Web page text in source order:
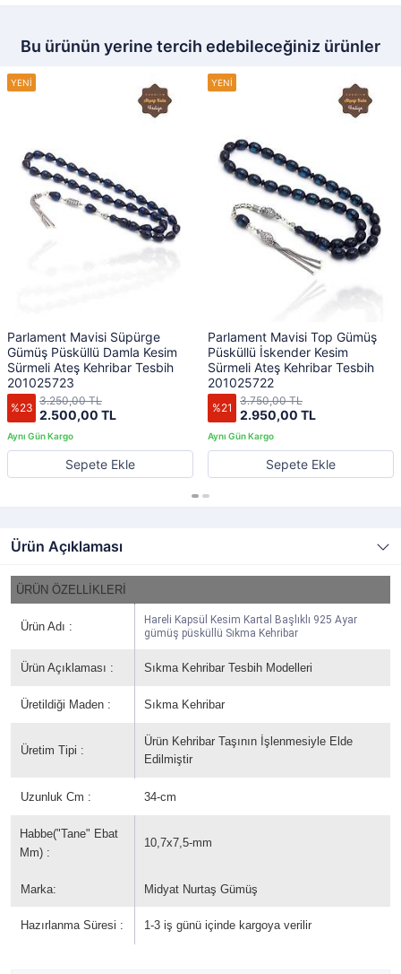
Bu ürünün yerine tercih edebileceğiniz ürünler
Parlament Mavisi Süpürge
Gümüş Püsküllü Damla Kesim
Sürmeli Ateş Kehribar Tesbih
201025723
%23 2.500,00 TL
3.250,00 TL
Sepete Ekle
Parlament Mavisi Top Gümüş
Püsküllü İskender Kesim
Sürmeli Ateş Kehribar Tesbih
201025722
%21 2.950,00 TL
3.750,00 TL
Sepete Ekle
Ürün Açıklaması
ÜRÜN ÖZELLİKLERİ
Ürün Adı :
Hareli Kapsül Kesim Kartal Başlıklı 925 Ayar
gümüş püsküllü Sıkma Kehribar
Ürün Açıklaması : Sıkma Kehribar Tesbih Modelleri
Üretildiği Maden : Sıkma Kehribar
Üretim Tipi :
Ürün Kehribar Taşının İşlenmesiyle Elde
Edilmiştir
Uzunluk Cm : 34-cm
Habbe("Tane" Ebat
Mm) :
10,7x7,5-mm
Marka: Midyat Nurtaş Gümüş
Hazırlanma Süresi : 1-3 iş günü içinde kargoya verilir